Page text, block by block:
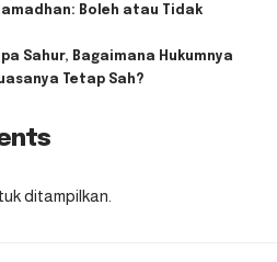
Boleh atau Tidak
Sahur, Bagaimana Hukumnya
Tetap Sah?
ditampilkan.